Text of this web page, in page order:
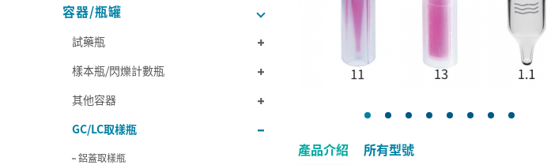
容器/瓶罐
試藥瓶
樣本瓶/閃爍計數瓶
其他容器
GC/LC取樣瓶
鋁蓋取樣瓶 產品介紹 所有型號